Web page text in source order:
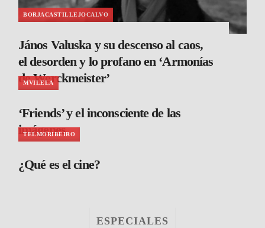
BORJACASTILLEJOCALVO
János Valuska y su descenso al caos,
el desorden y lo profano en ‘Armonías
de Werckmeister’
MVILELA
‘Friends’ y el inconsciente de las
imágenes
TELMORIBEIRO
¿Qué es el cine?
ESPECIALES